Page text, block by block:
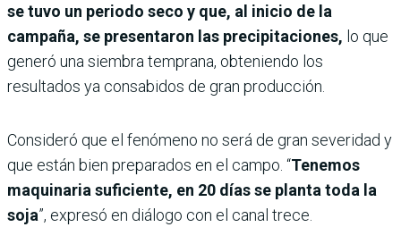
se tuvo un periodo seco y que, al inicio de la
campaña, se presentaron las precipitaciones, lo que
generó una siembra temprana, obteniendo los
resultados ya consabidos de gran producción.
Consideró que el fenómeno no será de gran severidad y
que están bien preparados en el campo. “Tenemos
maquinaria suficiente, en 20 días se planta toda la
soja”, expresó en diálogo con el canal trece.